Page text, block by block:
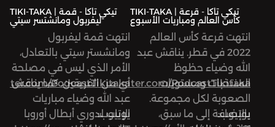
يُقدّم لكم تغطية أسبوعية
وحوارات ثريّة حول الكرة
الأوروبية والعربية.
تابعوا حسابات «تيكي تاكا»
على:
تويتر:
TIKI-TAKA | تيكي تاكا - قمة
ليفربول ومانشتسر سيتي
انتهت قمة ليفربول
ومانشستر سيتي بالتعادل،
الأمر الذي ليس في مصلحة
أي من الفريقين. كما يناقش
عبد الله وضياء مباريات
الإياب لدوري أبطال أوروبا
PodcastTikitaka
يوتيوب:
TIKI-TAKA | تيكي تاكا - قرعة
كأس العالم ومباريات الأسبوع
انتهت قرعة كأس العالم
2022 في قطر. يناقش عبد
الله وضياء حظوظ
المنتخبات ومستويات
الصعوبة لكل مجموعة.
بالإضافة إلى ما سبق،
https://twitter.com/PodcastTikitaka
يوتيوب: